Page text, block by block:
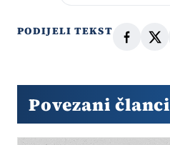
PODIJELI TEKST
Povezani članci